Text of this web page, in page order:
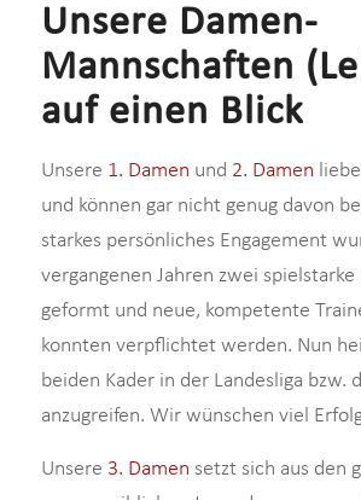
Unsere Damen-
Mannschaften
auf einen Blick
Unsere 1. Damen und 2. Damen
und können gar nicht genug davon
starkes persönliches Engagement
vergangenen Jahren zwei
geformt und neue, kompetente
konnten verpflichtet werden. Nun
beiden Kader in der Landesliga bzw.
anzugreifen. Wir wünschen viel
Unsere 3. Damen setzt sich aus den